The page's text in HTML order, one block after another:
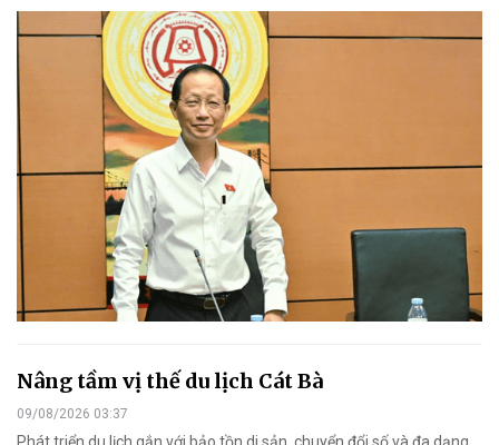
Nâng tầm vị thế du lịch Cát Bà
09/08/2026 03:37